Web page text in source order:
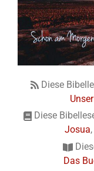
Diese
Diese
Josua,
Das